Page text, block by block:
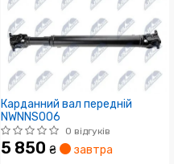
Карданний вал передній
NWNNS006
0 відгуків
5 850 ₴ завтра